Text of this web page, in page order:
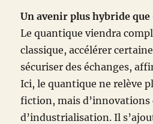
Un avenir plus hybride
Le quantique viendra
classique, accélérer
sécuriser des échanges,
Ici, le quantique ne relève
fiction, mais d’innovations
d’industrialisation. Il